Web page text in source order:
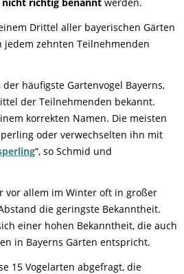
Drittel aller bayerischen Gärten
zehnten Teilnehmenden
der häufigste Gartenvogel Bayerns,
der Teilnehmenden bekannt.
korrekten Namen. Die meisten
oder verwechselten ihn mit
“, so Schmid und
vor allem im Winter oft in großer
die geringste Bekanntheit.
einer hohen Bekanntheit, die auch
in Bayerns Gärten entspricht.
15 Vogelarten abgefragt, die